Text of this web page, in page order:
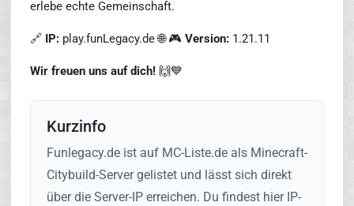
erlebe echte Gemeinschaft.
🔗 IP: play.funLegacy.de 🌐 🎮 Version: 1.21.11
Wir freuen uns auf dich! 🙌💙
Kurzinfo
Funlegacy.de ist auf MC-Liste.de als Minecraft-
Citybuild-Server gelistet und lässt sich direkt
über die Server-IP erreichen. Du findest hier IP-